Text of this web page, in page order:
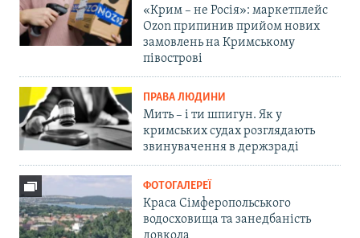
«Крим – не Росія»: маркетплейс
Ozon припинив прийом нових
замовлень на Кримському
півострові
ПРАВА ЛЮДИНИ
Мить – і ти шпигун. Як у
кримських судах розглядають
звинувачення в держзраді
ФОТОГАЛЕРЕЇ
Краса Сімферопольського
водосховища та занедбаність